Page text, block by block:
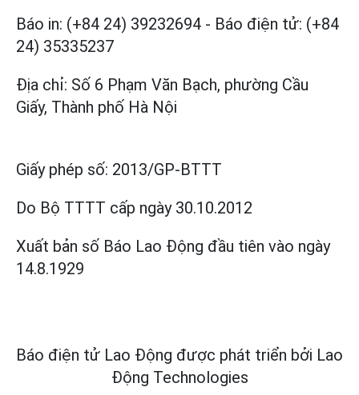
Báo in: (+84 24) 39232694 - Báo điện tử: (+84
24) 35335237
Địa chỉ: Số 6 Phạm Văn Bạch, phường Cầu
Giấy, Thành phố Hà Nội
Giấy phép số: 2013/GP-BTTT
Do Bộ TTTT cấp ngày 30.10.2012
Xuất bản số Báo Lao Động đầu tiên vào ngày
14.8.1929
Báo điện tử Lao Động được phát triển bởi Lao
Động Technologies